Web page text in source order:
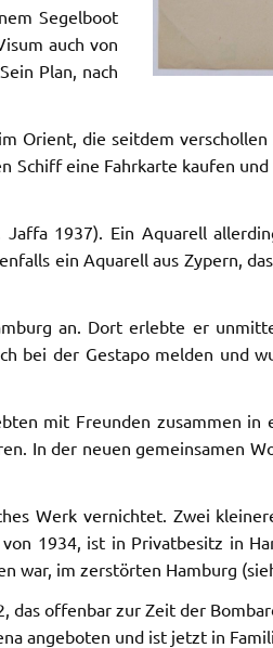
Segelboot
auch von
Plan, nach
Orient, die seitdem
eine Fahrkarte kaufen und
1937). Ein Aquarell
ein Aquarell aus Zypern,
an. Dort erlebte er
bei der Gestapo melden und
mit Freunden zusammen in
In der neuen gemeinsamen
Werk vernichtet. Zwei
1934, ist in Privatbesitz in
war, im zerstörten Hamburg
das offenbar zur Zeit der
angeboten und ist jetzt in